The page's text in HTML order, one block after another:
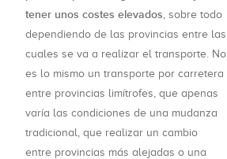
tener unos costes elevados , sobre todo
dependiendo de las provincias entre las
cuales se va a realizar el transporte. No
es lo mismo un transporte por carretera
entre provincias limítrofes, que apenas
varía las condiciones de una mudanza
tradicional, que realizar un cambio
entre provincias más alejadas o una